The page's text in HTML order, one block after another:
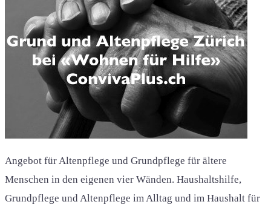
Angebot für Altenpflege und Grundpflege für ältere
Menschen in den eigenen vier Wänden. Haushaltshilfe,
Grundpflege und Altenpflege im Alltag und im Haushalt für